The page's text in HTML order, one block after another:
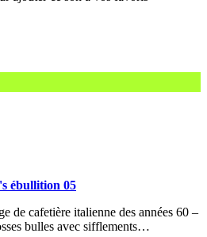
ébullition 05
de cafetière italienne des années 60 –
bulles avec sifflements…